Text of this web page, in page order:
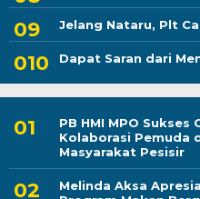
Jelang Nataru, Plt
Dapat Saran dari
PB HMI MPO
Kolaborasi Pemuda
Masyarakat Pesisir
Melinda Aksa